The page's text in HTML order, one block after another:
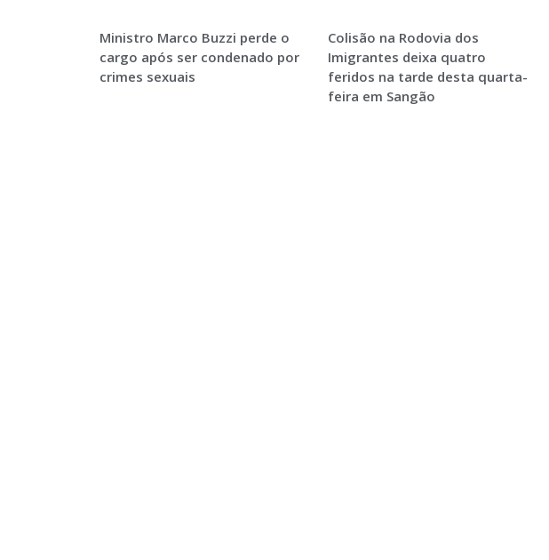
Ministro Marco Buzzi perde o
cargo após ser condenado por
crimes sexuais
Colisão na Rodovia dos
Imigrantes deixa quatro
feridos na tarde desta quarta-
feira em Sangão